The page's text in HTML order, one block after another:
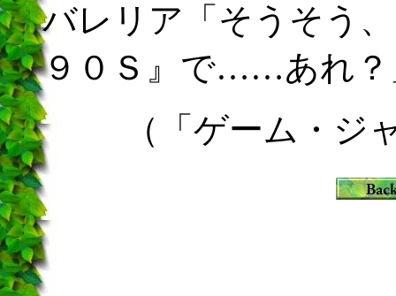
バレリア「そうそう
９０Ｓ』で……あれ？
（「ゲーム・ジ